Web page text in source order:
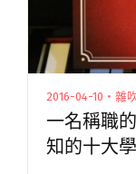
2016-04-10・雜
一名稱職
知的十大